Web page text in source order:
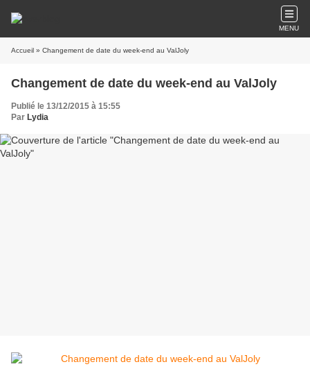
MENU
Accueil » Changement de date du week-end au ValJoly
Changement de date du week-end au ValJoly
Publié le 13/12/2015 à 15:55
Par Lydia